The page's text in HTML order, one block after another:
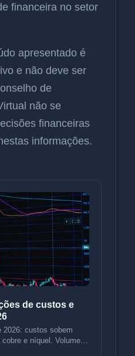
financeira no setor
apresentado é
e não deve ser
de
não se
financeiras
informações.
de custos e
2026: custos sobem
e níquel. Volumes